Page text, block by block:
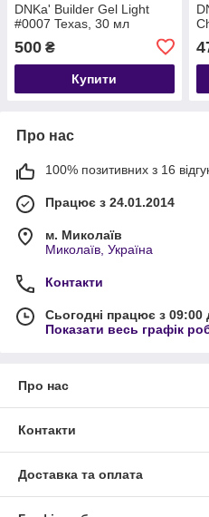
DNKa' Builder Gel Light
#0007 Texas, 30 мл
500 ₴
Купити
Про нас
100% позитивних з 16
Працює з 24.01.2014
м. Миколаїв
Миколаїв, Україна
Контакти
Сьогодні працює з 09:00
Показати весь графік
Про нас
Контакти
Доставка та оплата